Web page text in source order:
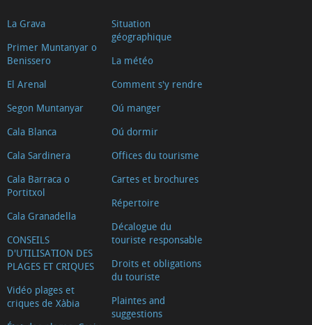
La Grava
Primer Muntanyar o
Benissero
El Arenal
Segon Muntanyar
Cala Blanca
Cala Sardinera
Cala Barraca o
Portitxol
Cala Granadella
CONSEILS
D'UTILISATION DES
PLAGES ET CRIQUES
Vidéo plages et
criques de Xàbia
Situation
géographique
La météo
Comment s'y rendre
Oú manger
Oú dormir
Offices du tourisme
Cartes et brochures
Répertoire
Décalogue du
touriste responsable
Droits et obligations
du touriste
Plaintes and
suggestions